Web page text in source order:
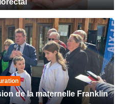
de la maternelle Franklin